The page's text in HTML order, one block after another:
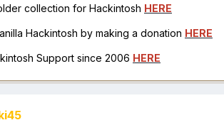
collection for Hackintosh HERE
Hackintosh by making a donation HERE
Support since 2006 HERE